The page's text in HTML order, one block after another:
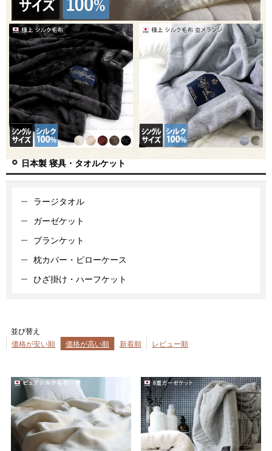
日本製 寝具・タオルケット
ラージタオル
ガーゼケット
ブランケット
枕カバー・ピローケース
ひざ掛け・ハーフケット
並び替え
価格が安い順
価格が高い順 新着順 レビュー順